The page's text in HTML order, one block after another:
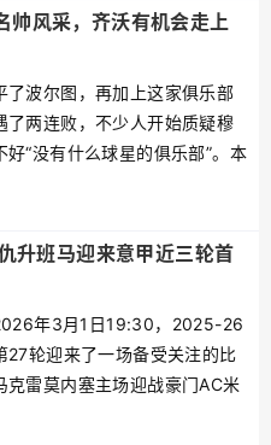
。结果看了一会就后悔了，最
帅风采，齐沃有机会走上
了波尔图，再加上这家俱乐部
了两连败，不少人开始质疑穆
好“没有什么球星的俱乐部”。本
处境，本身魔力鸟作为救火教
家，双方都没有做好准备。再
升班马迎来意甲近三轮首
年3月1日19:30，2025-26
27轮迎来了一场备受关注的比
克雷莫内塞主场迎战豪门AC米